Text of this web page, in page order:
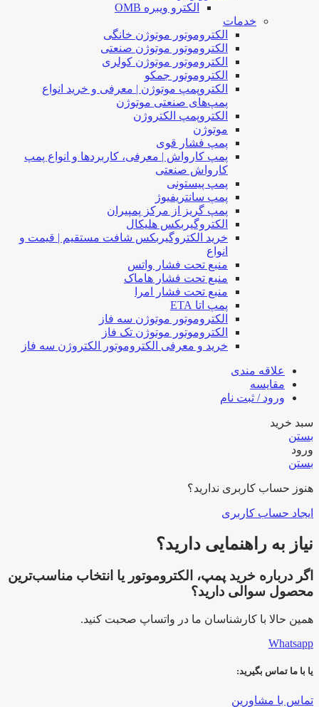
الکترو ویبره OMB
خدمات
الکتروموتور موتوژن خانگی
الکتروموتور موتوژن صنعتی
الکتروموتور موتوژن کولری
الکتروموتور جمکو
الکتروپمپ موتوژن | معرفی و خرید انواع
پمپ‌های صنعتی موتوژن
الکتروپمپ الکتروژن
موتوژن
پمپ فشار قوی
پمپ کارواش | معرفی، کاربردها و انواع پمپ
کارواش صنعتی
پمپ پیستونی
پمپ سانتریفیوژ
پمپ گریز از مرکز پمپیران
الکتروگیربکس هلیکال
خرید الکتروگیربکس شافت مستقیم | قیمت و
انواع
منبع تحت فشار واتس
منبع تحت فشار هاماک
منبع تحت فشار امرا
پمپ اتا ETA
الکتروموتور موتوژن سه فاز
الکتروموتور موتوژن تک فاز
خرید و معرفی الکتروموتور الکتروژن سه فاز
علاقه مندی
مقایسه
ورود / ثبت نام
سبد خرید
بستن
ورود
بستن
هنوز حساب کاربری ندارید؟
ایجاد حساب کاربری
نیاز به راهنمایی دارید؟
اگر درباره خرید پمپ، الکتروموتور یا انتخاب مناسب‌ترین
محصول سوالی دارید؟
همین حالا با کارشناسان ما در واتساپ صحبت کنید.
Whatsapp
یا با ما تماس بگیرید:
تماس با مشاورین